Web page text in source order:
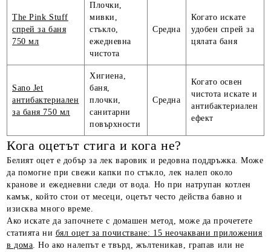
The Pink Stuff
спрей за баня
750 мл
Плочки,
мивки,
стъкло,
ежедневна
чистота
Средна
Когато искате
удобен спрей за
цялата баня
Sano Jet
антибактериален
за баня 750 мл
Хигиена,
баня,
плочки,
санитарни
повърхности
Средна
Когато освен
чистота искате и
антибактериален
ефект
Кога оцетът стига и кога не?
Белият оцет е добър за лек варовик и редовна поддръжка. Може
да помогне при свежи капки по стъкло, лек налеп около
кранове и ежедневни следи от вода. Но при натрупан котлен
камък, който стои от месеци, оцетът често действа бавно и
изисква много време.
Ако искате да започнете с домашен метод, може да прочетете
статията ни бял оцет за почистване: 15 неочаквани приложения
в дома. Но ако налепът е твърд, жълтеникав, грапав или не